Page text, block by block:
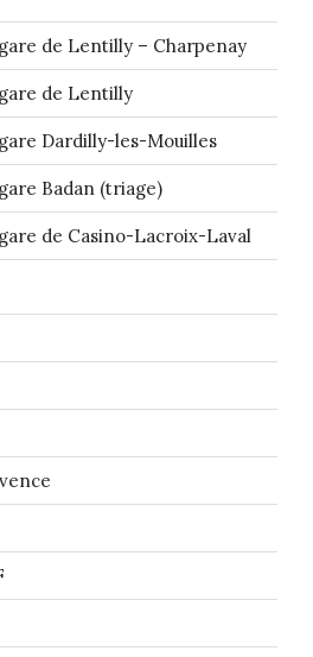
de Lentilly – Charpenay
de Lentilly
Dardilly-les-Mouilles
Badan (triage)
de Casino-Lacroix-Laval